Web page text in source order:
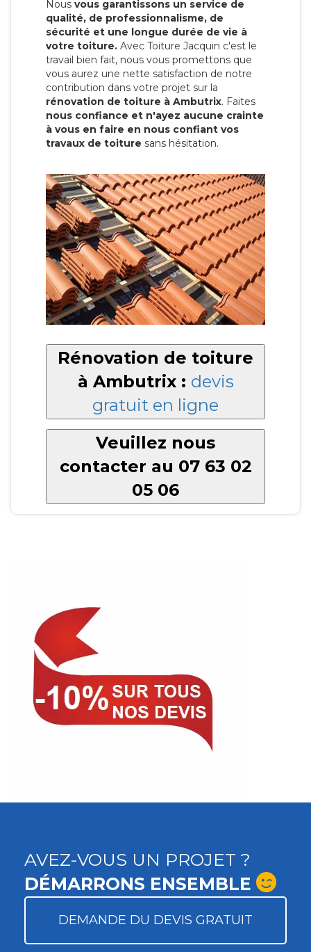
Nous vous garantissons un service de
qualité, de professionnalisme, de
sécurité et une longue durée de vie à
votre toiture. Avec Toiture Jacquin c'est le
travail bien fait, nous vous promettons que
vous aurez une nette satisfaction de notre
contribution dans votre projet sur la
rénovation de toiture à Ambutrix. Faites
nous confiance et n'ayez aucune crainte
à vous en faire en nous confiant vos
travaux de toiture sans hésitation.
Rénovation de toiture
à Ambutrix : devis
gratuit en ligne
Veuillez nous
contacter au 07 63 02
05 06
AVEZ-VOUS UN PROJET ?
DÉMARRONS ENSEMBLE
DEMANDE DU DEVIS GRATUIT